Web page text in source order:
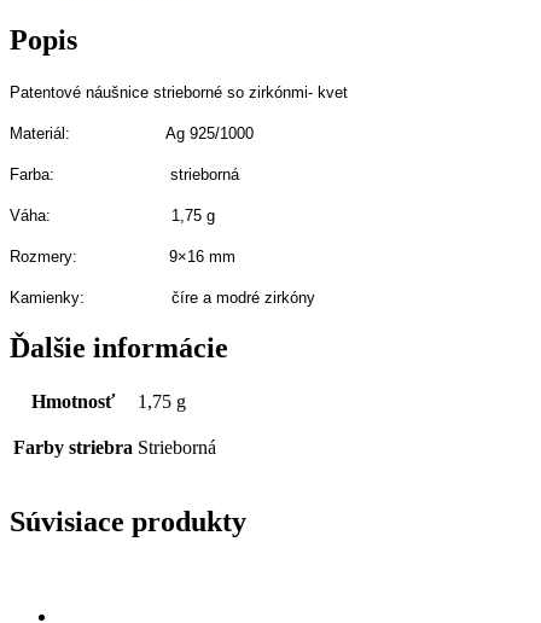
Popis
Patentové náušnice strieborné so zirkónmi- kvet
Materiál: Ag 925/1000
Farba: strieborná
Váha: 1,75 g
Rozmery: 9×16 mm
Kamienky: číre a modré zirkóny
Ďalšie informácie
Hmotnosť 1,75 g
Farby striebra Strieborná
Súvisiace produkty